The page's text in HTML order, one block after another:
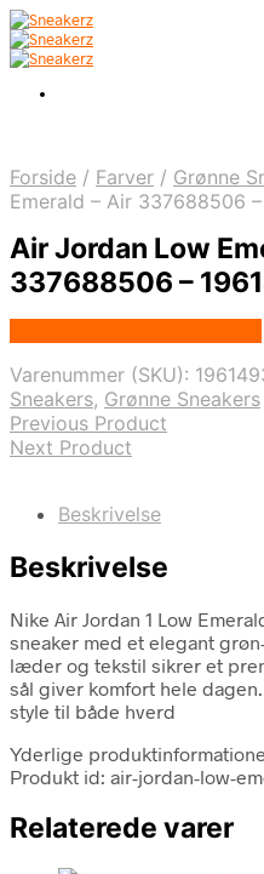
Forside / Farver / Grønne
Emerald – Air 337688506
Air Jordan Low
337688506 –
Varenummer (SKU):
Sneakers, Grønne Sneakers
Previous Product
Next Product
Beskrivelse
Beskrivelse
Nike Air Jordan 1 Low
sneaker med et elegant
læder og tekstil sikrer et
sål giver komfort hele
style til både hverd
Yderlige
Produkt id: air-jordan-low-
Relaterede varer